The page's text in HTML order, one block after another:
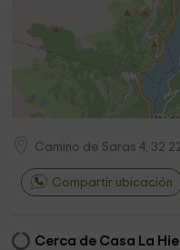
Camino de Saras 4, 32
Compartir ubicación
Cerca de Casa La